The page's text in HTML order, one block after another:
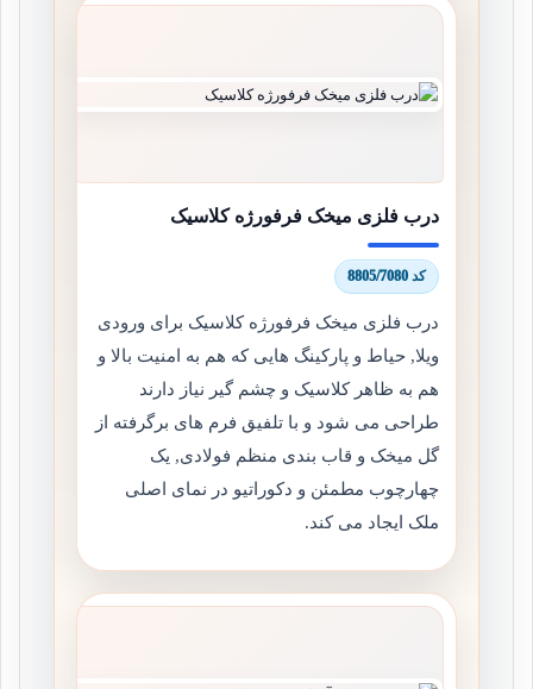
درب فلزی میخک فرفورژه کلاسیک
کد 8805/7080
درب فلزی میخک فرفورژه کلاسیک برای ورودی
ویلا, حیاط و پارکینگ هایی که هم به امنیت بالا و
هم به ظاهر کلاسیک و چشم گیر نیاز دارند
طراحی می شود و با تلفیق فرم های برگرفته از
گل میخک و قاب بندی منظم فولادی, یک
چهارچوب مطمئن و دکوراتیو در نمای اصلی
ملک ایجاد می کند.